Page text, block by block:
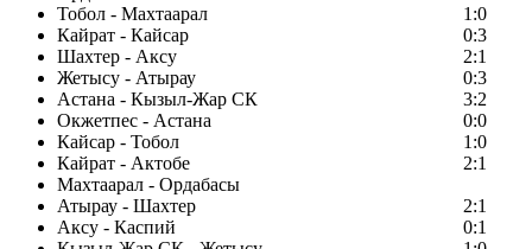
Тобол - Махтаарал
1:0
Кайрат - Кайсар
0:3
Шахтер - Аксу
2:1
Жетысу - Атырау
0:3
Астана - Кызыл-Жар СК
3:2
Окжетпес - Астана
0:0
Кайсар - Тобол
1:0
Кайрат - Актобе
2:1
Махтаарал - Ордабасы
Атырау - Шахтер
2:1
Аксу - Каспий
0:1